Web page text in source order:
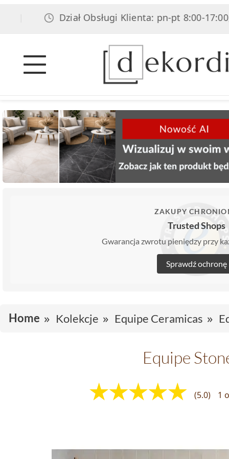
Dział Obsługi Klienta: pn-pt 8:00-17:00,
ZAKUPY
Trusted Shops
Gwarancja zwrotu pieniędzy przy
Sprawdź ochronę
Home Kolekcje Equipe Ceramicas
Equipe
(5.0) 1